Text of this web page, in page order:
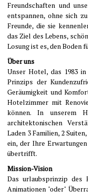
Freundschaften und
entspannen, ohne sich
Freunde, die sie
das Ziel des Lebens,
Losung ist es, den Boden
Über uns
Unser Hotel, das 1983
Prinzips der
Geräumigkeit und
Hotelzimmer mit
können. In unserem
architektonischen
Laden 3 Familien, 2
ein, der Ihre
übertrifft.
Mission-Vision
Das urlaubsprinzip des
Animationen "oder"